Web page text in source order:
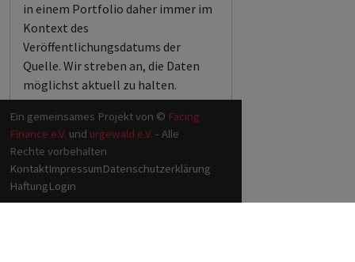
in einem Portfolio daher immer im
Kontext des
Veröffentlichungsdatums der
Quelle. Wir streben an, die Daten
möglichst aktuell zu halten.
Ein gemeinsames Projekt von © Facing
Finance e.V. und urgewald e.V. - Alle
Rechte vorbehalten
KontaktImpressumDatenschutzerklärung
HaftungLogin